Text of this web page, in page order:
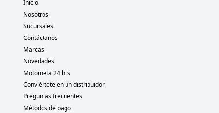
Inicio
Nosotros
Sucursales
Contáctanos
Marcas
Novedades
Motometa 24 hrs
Conviértete en un distribuidor
Preguntas frecuentes
Métodos de pago